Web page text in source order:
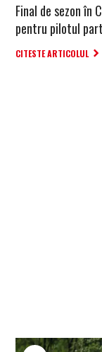
Final de sezon în
pentru pilotul
CITESTE ARTICOLUL